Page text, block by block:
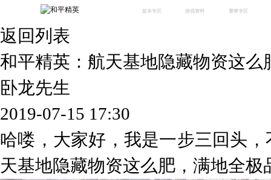
版本专区 游戏资料 赛事专区
体验服 视频中心 授权赛 腾
返回列表
和平精英：航天基地隐藏物资这
卧龙先生
2019-07-15 17:30
哈喽，大家好，我是一步三回头
天基地隐藏物资这么肥，满地全